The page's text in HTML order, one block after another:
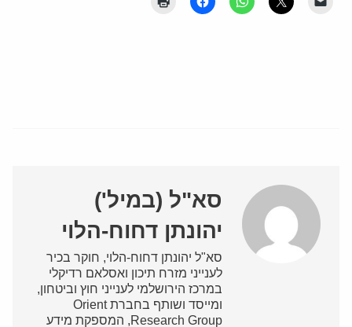
סא"ל (במיל')
יהונתן דחוח-הלוי
סא"ל יהונתן דחוח-הלוי, חוקר בכיר
לענייני מזרח תיכון ואסלאם רדיקלי
במרכז הירושלמי לענייני חוץ וביטחון,
ומייסד ושותף בחברת Orient
Research Group, המספקת מידע